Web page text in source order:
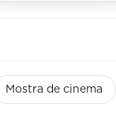
Mostra de cinema